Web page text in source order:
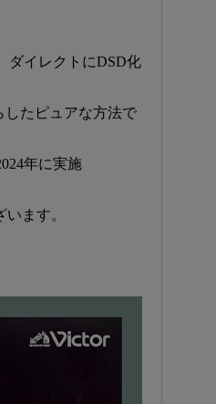
ダイレクトにDSD化
したピュアな方法で
年に実施
ます。